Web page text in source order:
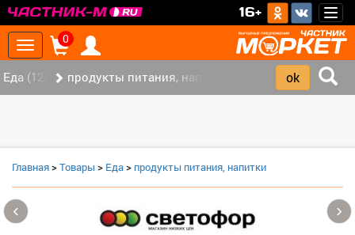
16+
Toggle
navigation
0
Еда (12) продукты питания, напитки (7)
Главная>Товары > Еда> продукты питания, напитки
‹ ›